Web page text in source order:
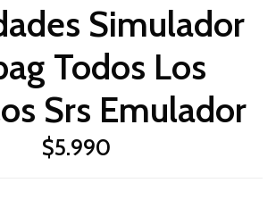
Simulador
Todos Los
Srs Emulador
$5.990